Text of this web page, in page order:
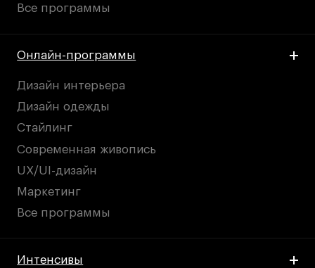
Все программы
Онлайн-программы
Дизайн интерьера
Дизайн одежды
Стайлинг
Современная живопись
UX/UI-дизайн
Маркетинг
Все программы
Интенсивы